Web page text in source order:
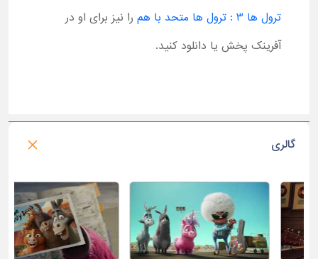
ترول ها 3 : ترول ها متحد با هم
را نیز برای او در
آفرینک پخش یا دانلود کنید.
گالری